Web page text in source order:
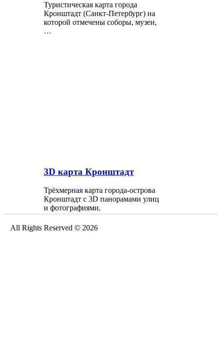
Туристическая карта города
Кронштадт (Санкт-Петербург) на
которой отмечены соборы, музеи,
…
3D карта Кронштадт
Трёхмерная карта города-острова
Кронштадт с 3D панорамами улиц
и фотографиями.
All Rights Reserved © 2026